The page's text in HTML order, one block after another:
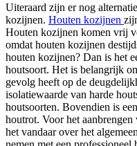
Uiteraard zijn er nog
kozijnen. Houten kozijnen
Houten kozijnen komen vrij
omdat houten kozijnen
houten kozijnen? Dan is het
houtsoort. Het is belangrijk
gevolg heeft op de
isolatiewaarde van harde
houtsoorten. Bovendien is
houtrot. Voor het
het vandaar over het